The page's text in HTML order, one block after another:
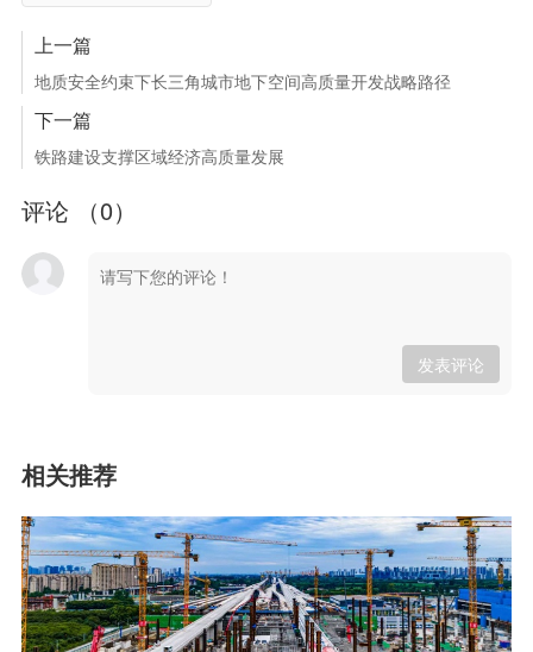
上一篇
地质安全约束下长三角城市地下空间高质量开发战略路径
下一篇
铁路建设支撑区域经济高质量发展
评论 （0）
发表评论
相关推荐